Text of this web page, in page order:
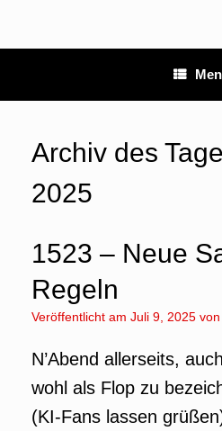
Archiv des
2025
1523 – Neue
Regeln
Veröffentlicht am Juli 9, 2025 von
N’Abend allerseits,
wohl als Flop zu
(KI-Fans lassen